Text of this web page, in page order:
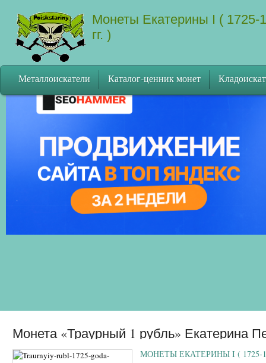
Монеты Екатерины I ( 1725-
гг. )
Монета «Траурный 1 рубль» Екатерина
история
МОНЕТЫ ЕКАТЕРИНЫ I ( 1725-
Металлоискатели Каталог-ценник монет